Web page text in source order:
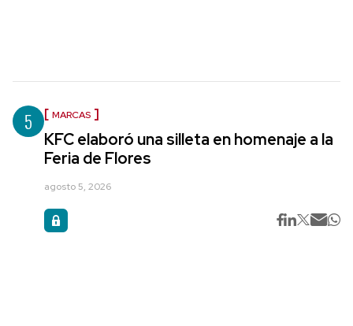
5 MARCAS
KFC elaboró una silleta en homenaje a la
Feria de Flores
agosto 5, 2026